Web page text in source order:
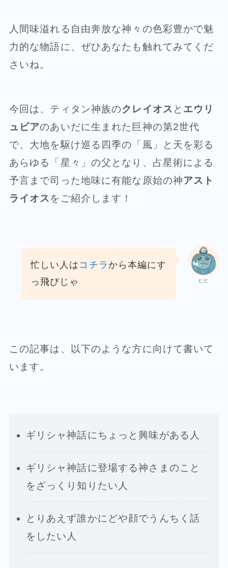
人間味溢れる自由奔放な神々の色彩豊かで魅
力的な物語に、ぜひあなたも触れてみてくだ
さいね。
今回は、ティタン神族のクレイオス と エウリ
ュビアのあいだに生まれた巨神の第2世代
で、大地を駆け巡る四季の「風」と天を彩る
あらゆる「星々」の父となり、占星術による
予言まで司った地味に有能な原始の神アスト
ライオス をご紹介します！
ヒヒ
忙しい人は コチラ から本編にす
っ飛びじゃ
この記事は、以下のような方に向けて書いて
います。
ギリシャ神話にちょっと興味がある人
ギリシャ神話に登場する神さまのこと
をざっくり知りたい人
とりあえず誰かにどや顔でうんちく話
をしたい人